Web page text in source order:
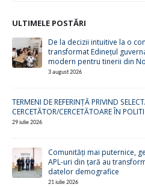
transformat Edinețul
modern pentru tinerii din
3 august 2026
TERMENI DE REFERINȚĂ PRIVIND
CERCETĂTOR/CERCETĂTOARE ÎN
29 iulie 2026
Comunități mai puternice,
APL-uri din țară au
datelor demografice
21 iulie 2026